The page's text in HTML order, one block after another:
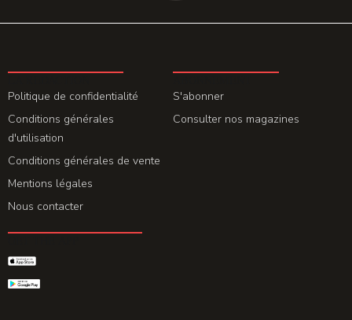
Politique de confidentialité
Conditions générales
d'utilisation
Conditions générales de vente
Mentions légales
Nous contacter
S'abonner
Consulter nos magazines